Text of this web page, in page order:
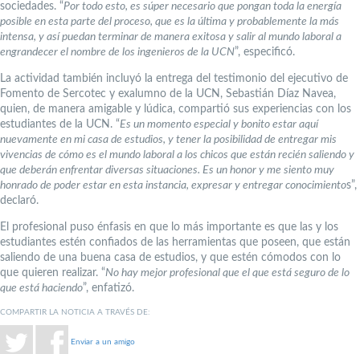
sociedades. “Por todo esto, es súper necesario que pongan toda la energía
posible en esta parte del proceso, que es la última y probablemente la más
intensa, y así puedan terminar de manera exitosa y salir al mundo laboral a
engrandecer el nombre de los ingenieros de la UCN”, especificó.
La actividad también incluyó la entrega del testimonio del ejecutivo de
Fomento de Sercotec y exalumno de la UCN, Sebastián Díaz Navea,
quien, de manera amigable y lúdica, compartió sus experiencias con los
estudiantes de la UCN. “Es un momento especial y bonito estar aquí
nuevamente en mi casa de estudios, y tener la posibilidad de entregar mis
vivencias de cómo es el mundo laboral a los chicos que están recién saliendo y
que deberán enfrentar diversas situaciones. Es un honor y me siento muy
honrado de poder estar en esta instancia, expresar y entregar conocimientos”,
declaró.
El profesional puso énfasis en que lo más importante es que las y los
estudiantes estén confiados de las herramientas que poseen, que están
saliendo de una buena casa de estudios, y que estén cómodos con lo
que quieren realizar. “No hay mejor profesional que el que está seguro de lo
que está haciendo”, enfatizó.
COMPARTIR LA NOTICIA A TRAVÉS DE:
Enviar a un amigo